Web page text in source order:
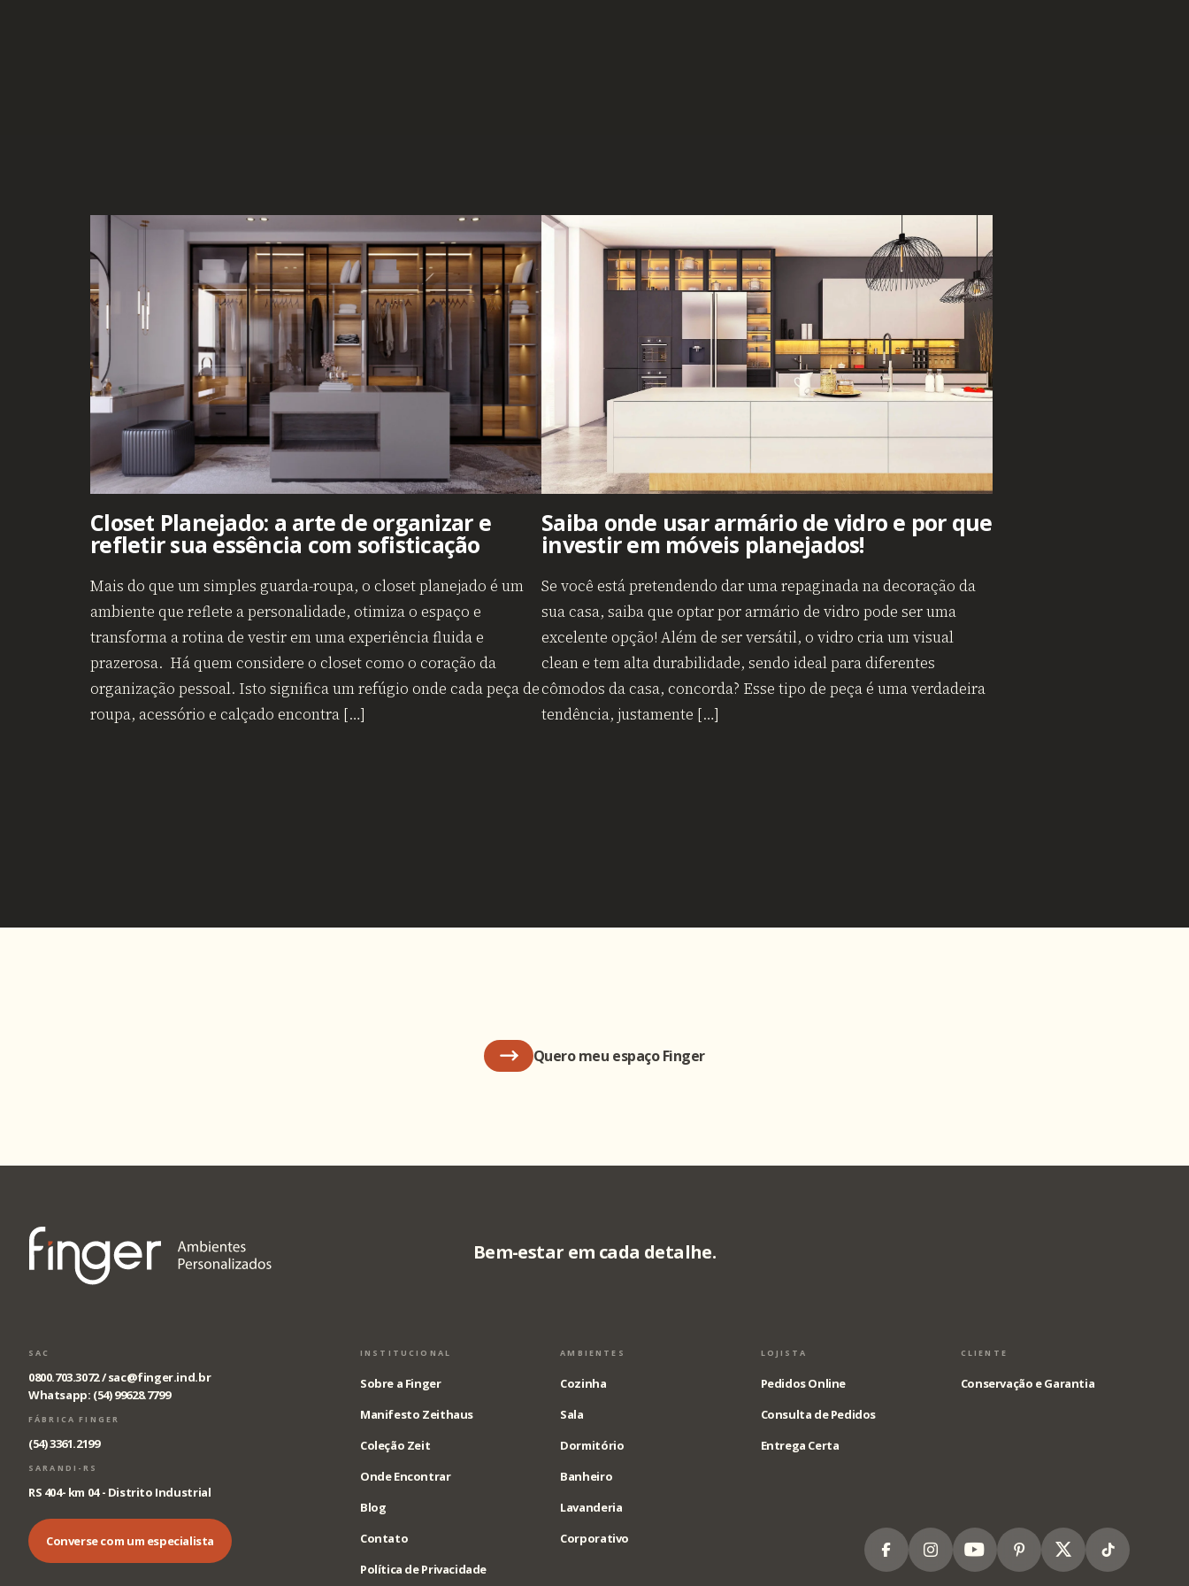
Closet Planejado: a arte de organizar e
refletir sua essência com sofisticação
Mais do que um simples guarda-roupa, o closet planejado é um
ambiente que reflete a personalidade, otimiza o espaço e
transforma a rotina de vestir em uma experiência fluida e
prazerosa. Há quem considere o closet como o coração da
organização pessoal. Isto significa um refúgio onde cada peça de
roupa, acessório e calçado encontra […]
Saiba onde usar armário de vidro e por que
investir em móveis planejados!
Se você está pretendendo dar uma repaginada na decoração da
sua casa, saiba que optar por armário de vidro pode ser uma
excelente opção! Além de ser versátil, o vidro cria um visual
clean e tem alta durabilidade, sendo ideal para diferentes
cômodos da casa, concorda? Esse tipo de peça é uma verdadeira
tendência, justamente […]
Quero meu espaço Finger
Bem-estar em cada detalhe.
SAC
0800.703.3072 /sac@finger.ind.br
Whatsapp: (54) 99628.7799
FÁBRICA FINGER
(54) 3361.2199
SARANDI-RS
RS 404- km 04 - Distrito Industrial
Converse com um especialista
INSTITUCIONAL
Sobre a Finger
Manifesto Zeithaus
Coleção Zeit
Onde Encontrar
Blog
Contato
Política de Privacidade
AMBIENTES
Cozinha
Sala
Dormitório
Banheiro
Lavanderia
Corporativo
LOJISTA
Pedidos Online
Consulta de Pedidos
Entrega Certa
CLIENTE
Conservação e Garantia
FacebookInstagram
YoutubePinterest
X Tiktok